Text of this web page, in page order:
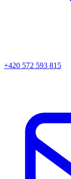
+420 572 593 815